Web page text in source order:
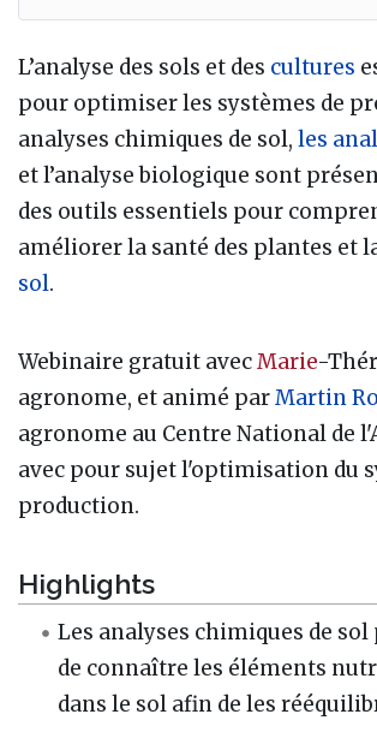
L’analyse des sols et des cultures
pour optimiser les systèmes de
analyses chimiques de sol, les
et l’analyse biologique sont
des outils essentiels pour
améliorer la santé des plantes et
sol.
Webinaire gratuit avecMarie-
agronome, et animé parMartin
agronome au Centre National de
avec pour sujet l'optimisation du
production.
Highlights
Les analyses chimiques de
de connaître les éléments
dans le sol afin de les